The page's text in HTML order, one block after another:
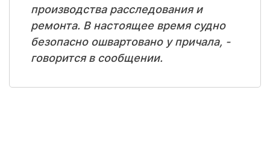
производства расследования и
ремонта. В настоящее время судно
безопасно ошвартовано у причала, -
говорится в сообщении.